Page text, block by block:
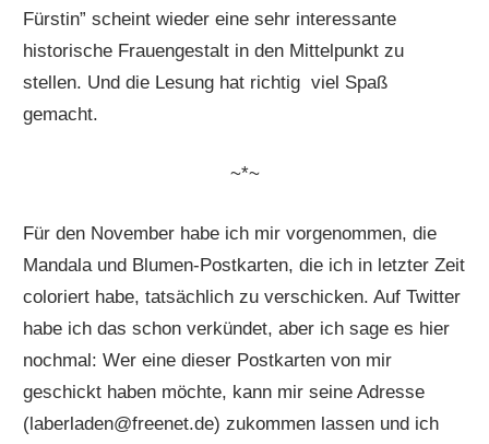
Fürstin” scheint wieder eine sehr interessante
historische Frauengestalt in den Mittelpunkt zu
stellen. Und die Lesung hat richtig viel Spaß
gemacht.
~*~
Für den November habe ich mir vorgenommen, die
Mandala und Blumen-Postkarten, die ich in letzter Zeit
coloriert habe, tatsächlich zu verschicken. Auf Twitter
habe ich das schon verkündet, aber ich sage es hier
nochmal: Wer eine dieser Postkarten von mir
geschickt haben möchte, kann mir seine Adresse
(laberladen@freenet.de) zukommen lassen und ich